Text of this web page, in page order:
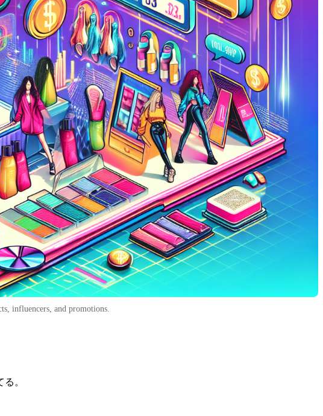
influencers, and promotions.
。